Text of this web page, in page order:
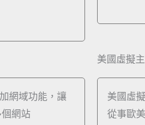
網域功能，讓
網站
美國虛擬
美國虛
從事歐